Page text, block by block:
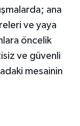
ana
ve yaya
öncelik
ve güvenli
mesainin